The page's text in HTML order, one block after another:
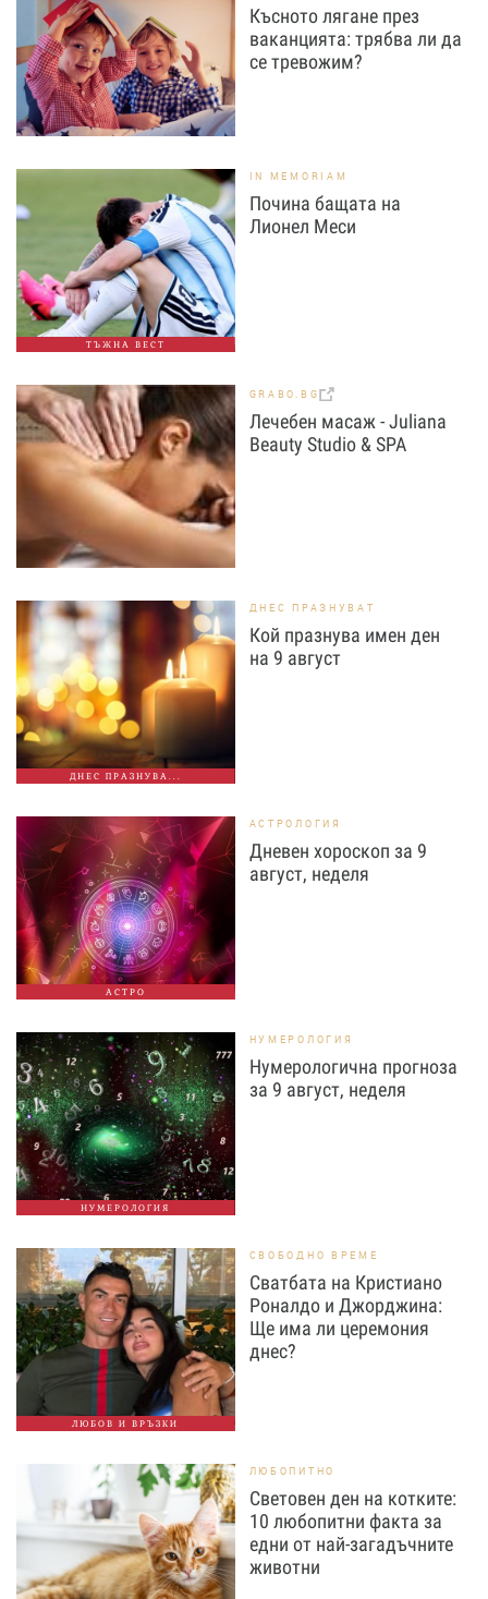
Късното лягане през
ваканцията: трябва ли да
се тревожим?
ТЪЖНА ВЕСТ
IN MEMORIAM
Почина бащата на
Лионел Меси
GRABO.BG
Лечебен масаж - Juliana
Beauty Studio & SPA
ДНЕС ПРАЗНУВА...
ДНЕС ПРАЗНУВАТ
Кой празнува имен ден
на 9 август
АСТРО
АСТРОЛОГИЯ
Дневен хороскоп за 9
август, неделя
НУМЕРОЛОГИЯ
НУМЕРОЛОГИЯ
Нумерологична прогноза
за 9 август, неделя
ЛЮБОВ И ВРЪЗКИ
СВОБОДНО ВРЕМЕ
Сватбата на Кристиано
Роналдо и Джорджина:
Ще има ли церемония
днес?
ЛЮБОПИТНО
Световен ден на котките:
10 любопитни факта за
едни от най-загадъчните
животни